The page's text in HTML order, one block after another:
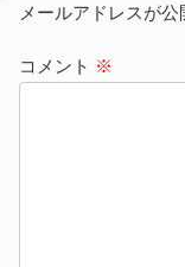
メールアドレスが公
コメント ※